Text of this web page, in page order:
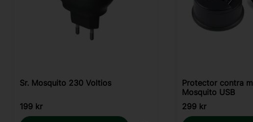
Sr. Mosquito 230 Voltios
199 kr
Protector contra
Mosquito USB
299 kr